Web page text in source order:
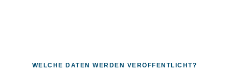
WELCHE DATEN WERDEN VERÖFFENTLICHT?